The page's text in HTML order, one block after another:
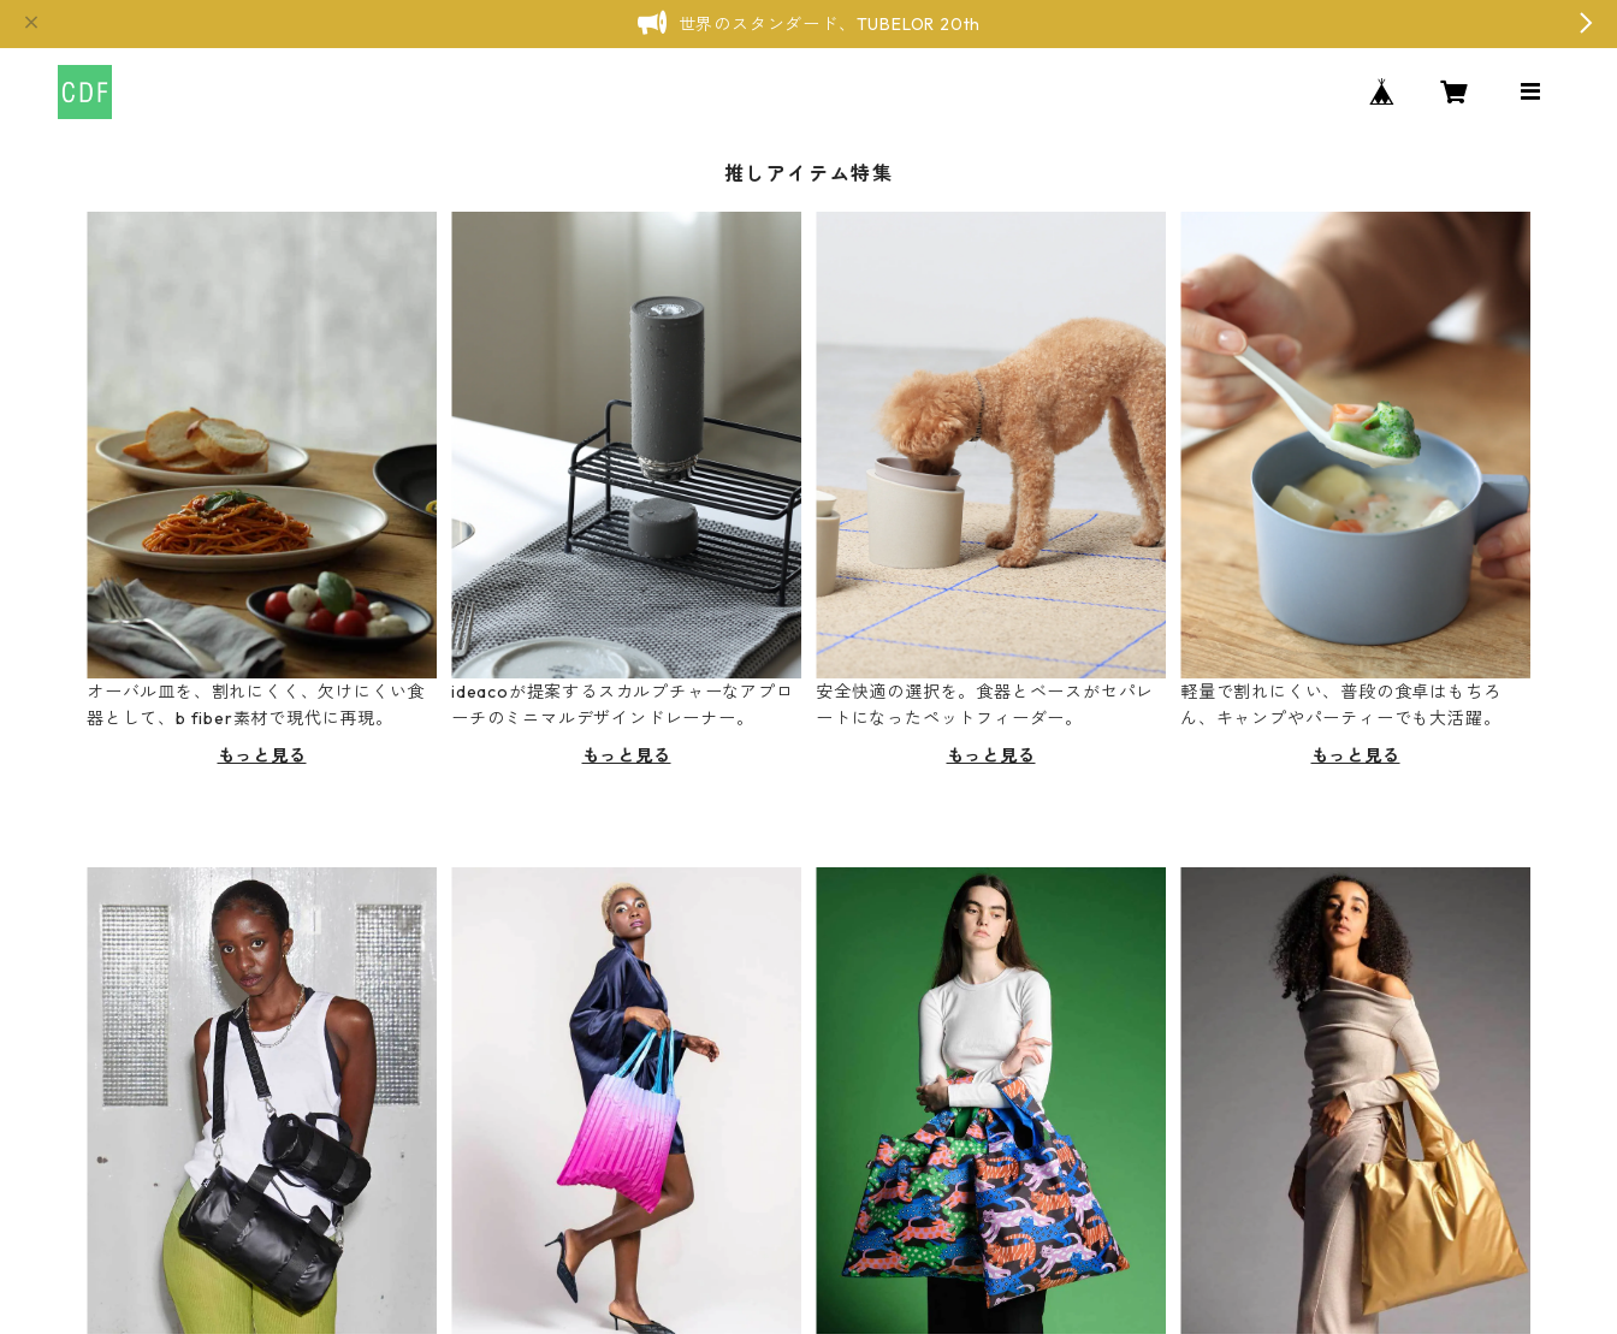
世界のスタンダード、TUBELOR 20th
推しアイテム特集
オーバル皿を、割れにくく、欠けにくい食
器として、b fiber素材で現代に再現。
もっと見る
ideacoが提案するスカルプチャーなアプロ
ーチのミニマルデザインドレーナー。
もっと見る
安全快適の選択を。食器とベースがセパレ
ートになったペットフィーダー。
もっと見る
軽量で割れにくい、普段の食卓はもちろ
ん、キャンプやパーティーでも大活躍。
もっと見る